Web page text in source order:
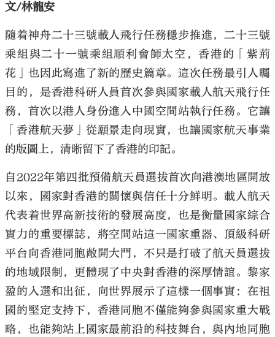
大公文匯
文/林龍安
隨着神舟二十三號載人飛行任務穩步推進，二十三號
乘組與二十一號乘組順利會師太空，香港的「紫荊
花」也因此寫進了新的歷史篇章。這次任務最引人矚
目的，是香港科研人員首次參與國家載人航天飛行任
務，首次以港人身份進入中國空間站執行任務。它讓
「香港航天夢」從願景走向現實，也讓國家航天事業
的版圖上，清晰留下了香港的印記。
自2022年第四批預備航天員選拔首次向港澳地區開放
以來，國家對香港的關懷與信任十分鮮明。載人航天
代表着世界高新技術的發展高度，也是衡量國家綜合
實力的重要標誌，將空間站這一國家重器、頂級科研
平台向香港同胞敞開大門，不只是打破了航天員選拔
的地域限制，更體現了中央對香港的深厚情誼。黎家
盈的入選和出征，向世界展示了這樣一個事實：在祖
國的堅定支持下，香港同胞不僅能夠參與國家重大戰
略，也能夠站上國家最前沿的科技舞台，與內地同胞